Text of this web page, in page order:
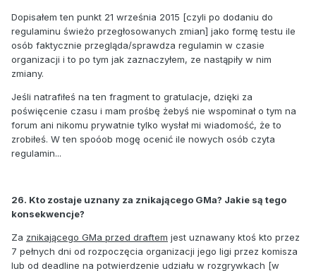
Dopisałem ten punkt 21 września 2015 [czyli po dodaniu do
regulaminu świeżo przegłosowanych zmian] jako formę testu ile
osób faktycznie przegląda/sprawdza regulamin w czasie
organizacji i to po tym jak zaznaczyłem, ze nastąpiły w nim
zmiany.
Jeśli natrafiłeś na ten fragment to gratulacje, dzięki za
poświęcenie czasu i mam prośbę żebyś nie wspominał o tym na
forum ani nikomu prywatnie tylko wysłał mi wiadomość, że to
zrobiłeś. W ten spoóob mogę ocenić ile nowych osób czyta
regulamin...
26. Kto zostaje uznany za znikającego GMa? Jakie są tego
konsekwencje?
Za znikającego GMa przed draftem jest uznawany ktoś kto przez
7 pełnych dni od rozpoczęcia organizacji jego ligi przez komisza
lub od deadline na potwierdzenie udziału w rozgrywkach [w